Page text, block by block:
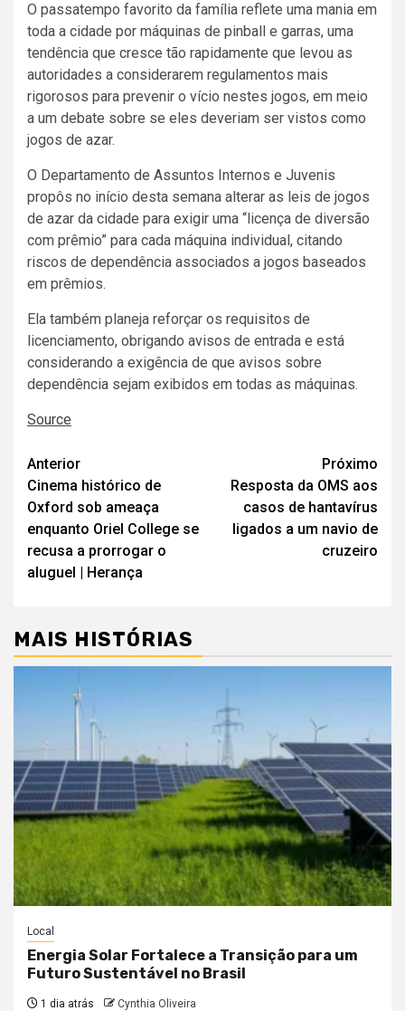
O passatempo favorito da família reflete uma mania em
toda a cidade por máquinas de pinball e garras, uma
tendência que cresce tão rapidamente que levou as
autoridades a considerarem regulamentos mais
rigorosos para prevenir o vício nestes jogos, em meio
a um debate sobre se eles deveriam ser vistos como
jogos de azar.
O Departamento de Assuntos Internos e Juvenis
propôs no início desta semana alterar as leis de jogos
de azar da cidade para exigir uma “licença de diversão
com prêmio” para cada máquina individual, citando
riscos de dependência associados a jogos baseados
em prêmios.
Ela também planeja reforçar os requisitos de
licenciamento, obrigando avisos de entrada e está
considerando a exigência de que avisos sobre
dependência sejam exibidos em todas as máquinas.
Source
Navegação
de
artigos
Anterior
Cinema histórico de
Oxford sob ameaça
enquanto Oriel College se
recusa a prorrogar o
aluguel | Herança
Próximo
Resposta da OMS aos
casos de hantavírus
ligados a um navio de
cruzeiro
MAIS HISTÓRIAS
Local
Energia Solar Fortalece a Transição para um
Futuro Sustentável no Brasil
1 dia atrás Cynthia Oliveira